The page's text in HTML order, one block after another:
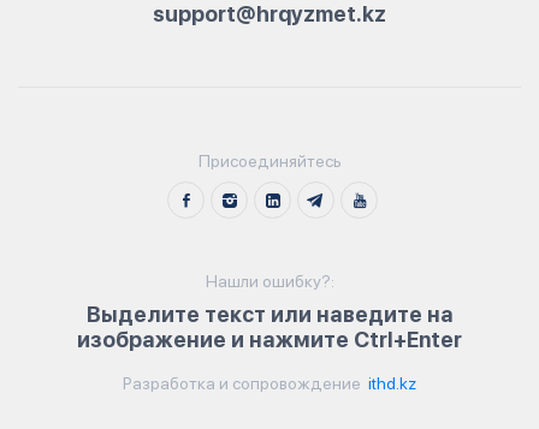
support@hrqyzmet.kz
Присоединяйтесь
Нашли ошибку?:
Выделите текст или наведите на
изображение и нажмите Ctrl+Enter
Разработка и сопровождение ithd.kz